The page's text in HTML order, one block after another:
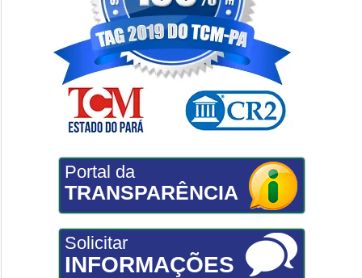
Portal da
TRANSPARÊNCIA
Solicitar
INFORMAÇÕES